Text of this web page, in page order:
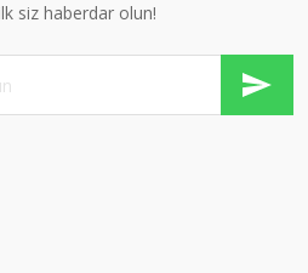
siz haberdar olun!